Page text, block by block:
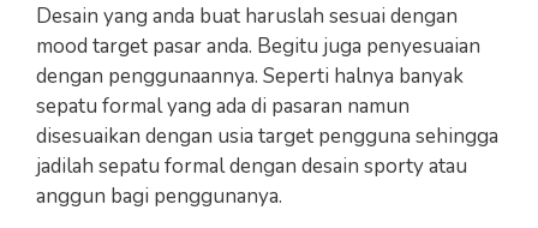
Desain yang anda buat haruslah sesuai dengan
mood target pasar anda. Begitu juga penyesuaian
dengan penggunaannya. Seperti halnya banyak
sepatu formal yang ada di pasaran namun
disesuaikan dengan usia target pengguna sehingga
jadilah sepatu formal dengan desain sporty atau
anggun bagi penggunanya.